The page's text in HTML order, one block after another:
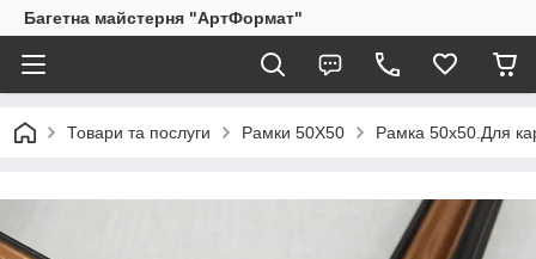
Багетна майстерня "АртФормат"
Товари та послуги Рамки 50Х50 Рамка 50х50.Для